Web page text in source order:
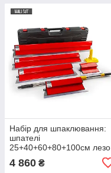
Набір для шпаклювання:
шпателі
25+40+60+80+100см лезо
0,5 + подовжувач 75х120
см з адаптером
4 860 ₴